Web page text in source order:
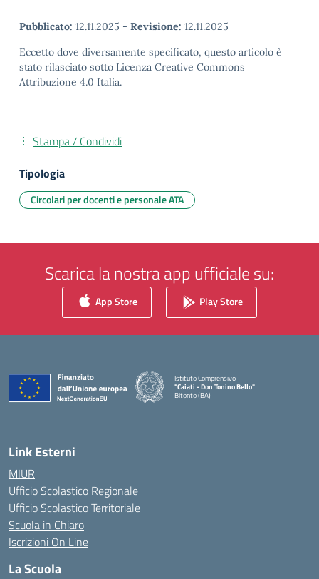
Pubblicato: 12.11.2025 - Revisione: 12.11.2025
Eccetto dove diversamente specificato, questo articolo è
stato rilasciato sotto Licenza Creative Commons
Attribuzione 4.0 Italia.
Stampa / Condividi
Tipologia
Circolari per docenti e personale ATA
Scarica la nostra app ufficiale su:
App Store Play Store
Istituto Comprensivo
"Caiati - Don Tonino Bello"
Bitonto (BA)
Link Esterni
MIUR
Ufficio Scolastico Regionale
Ufficio Scolastico Territoriale
Scuola in Chiaro
Iscrizioni On Line
La Scuola